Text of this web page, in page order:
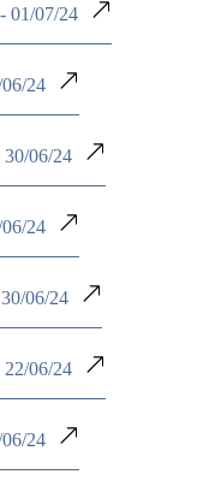
07/24
24
06/24
24
06/24
06/24
24